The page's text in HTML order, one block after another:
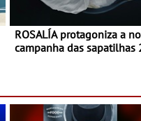
ROSALÍA protagoniza a
campanha das sapatilhas